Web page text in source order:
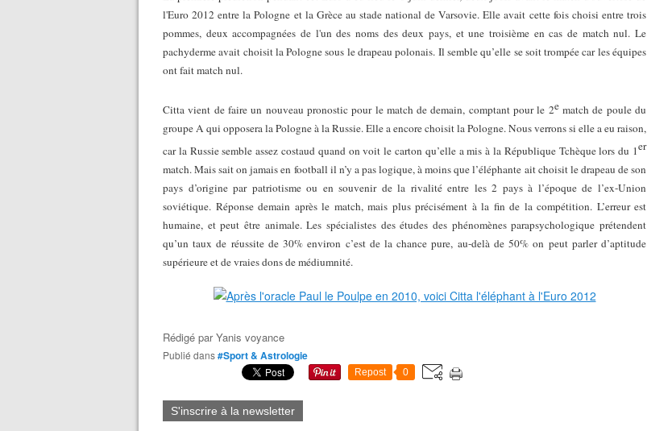
l'Euro 2012 entre la Pologne et la Grèce au stade national de Varsovie. Elle avait cette fois choisi entre trois
pommes, deux accompagnées de l'un des noms des deux pays, et une troisième en cas de match nul. Le
pachyderme avait choisit la Pologne sous le drapeau polonais. Il semble qu’elle se soit trompée car les équipes
ont fait match nul.
Citta vient de faire un nouveau pronostic pour le match de demain, comptant pour le 2ematch de poule du
groupe A qui opposera la Pologne à la Russie. Elle a encore choisit la Pologne. Nous verrons si elle a eu raison,
car la Russie semble assez costaud quand on voit le carton qu’elle a mis à la République Tchèque lors du 1er
match. Mais sait on jamais en football il n’y a pas logique, à moins que l’éléphante ait choisit le drapeau de son
pays d’origine par patriotisme ou en souvenir de la rivalité entre les 2 pays à l’époque de l’ex-Union
soviétique. Réponse demain après le match, mais plus précisément à la fin de la compétition. L’erreur est
humaine, et peut être animale. Les spécialistes des études des phénomènes parapsychologique prétendent
qu’un taux de réussite de 30% environ c’est de la chance pure, au-delà de 50% on peut parler d’aptitude
supérieure et de vraies dons de médiumnité.
Rédigé parYanis voyance
Publié dans#Sport & Astrologie
Repost 0
S'inscrire à la newsletter